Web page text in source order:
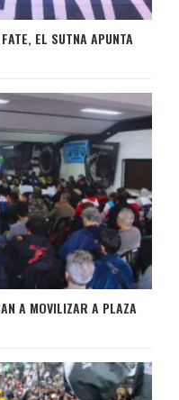
EL SUTNA APUNTA
A MOVILIZAR A PLAZA